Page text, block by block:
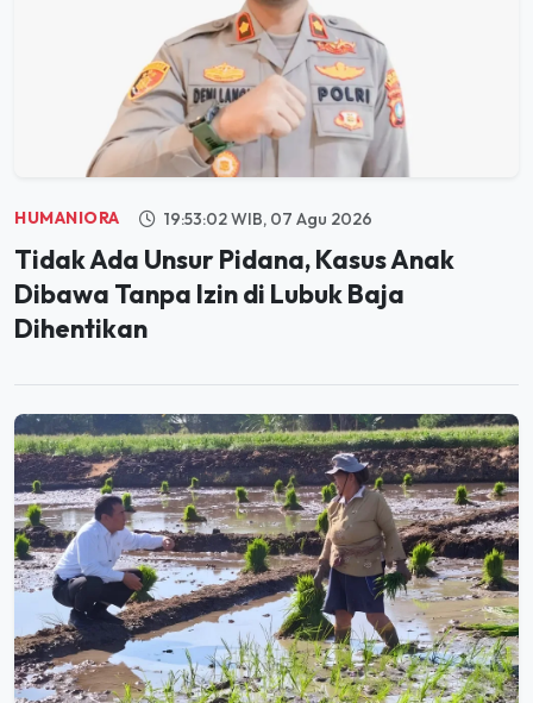
HUMANIORA 19:53:02 WIB, 07 Agu 2026
Tidak Ada Unsur Pidana, Kasus Anak
Dibawa Tanpa Izin di Lubuk Baja
Dihentikan